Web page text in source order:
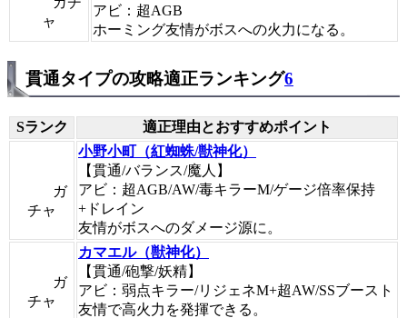
ャ
アビ：超AGB
ホーミング友情がボスへの火力になる。
貫通タイプの攻略適正ランキング6
Sランク 適正理由とおすすめポイント
ガ
チャ
小野小町（紅蜘蛛/獣神化）
【貫通/バランス/魔人】
アビ：超AGB/AW/毒キラーM/ゲージ倍率保持
+ドレイン
友情がボスへのダメージ源に。
ガ
チャ
カマエル（獣神化）
【貫通/砲撃/妖精】
アビ：弱点キラー/リジェネM+超AW/SSブースト
友情で高火力を発揮できる。